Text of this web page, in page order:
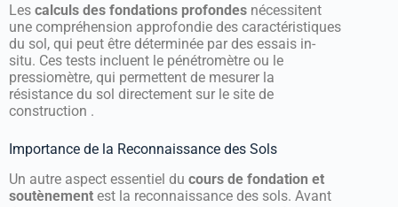
Les calculs des fondations profondes nécessitent
une compréhension approfondie des caractéristiques
du sol, qui peut être déterminée par des essais in-
situ. Ces tests incluent le pénétromètre ou le
pressiomètre, qui permettent de mesurer la
résistance du sol directement sur le site de
construction .
Importance de la Reconnaissance des Sols
Un autre aspect essentiel du cours de fondation et
soutènement est la reconnaissance des sols. Avant